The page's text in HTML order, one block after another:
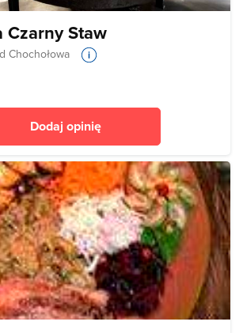
Czarny Staw
Chochołowa
Dodaj opinię